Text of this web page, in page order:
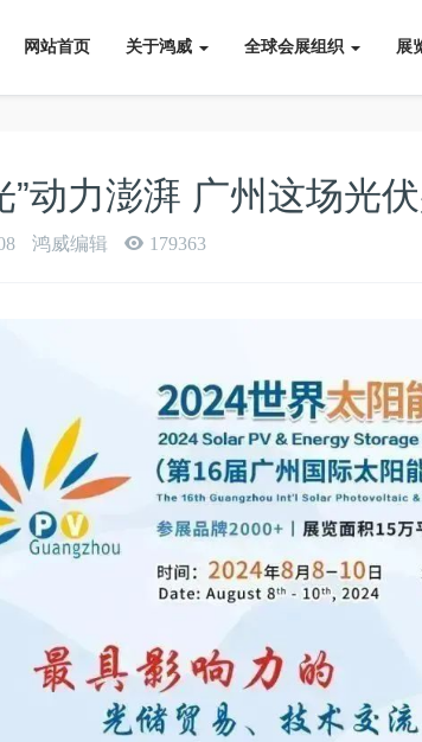
网站首页 关于鸿威 全球会展组织 展
”动力澎湃 广州这场光
鸿威编辑 179363